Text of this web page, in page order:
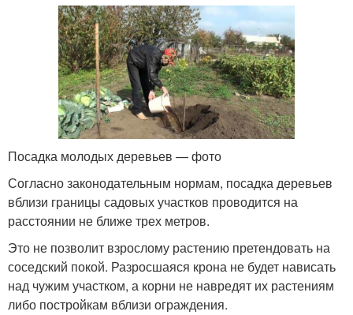
растения
Растения на балконе Зимние растения
Растения для
застекленного балкона
Кустарниковые
растения
Растения в ландшафте
Посадка молодых деревьев — фото
Согласно законодательным нормам, посадка деревьев
вблизи границы садовых участков проводится на
расстоянии не ближе трех метров.
Это не позволит взрослому растению претендовать на
соседский покой. Разросшаяся крона не будет нависать
над чужим участком, а корни не навредят их растениям
либо постройкам вблизи ограждения.